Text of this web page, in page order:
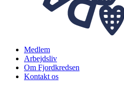
Medlem
Arbejdsliv
Om Fjordkredsen
Kontakt os